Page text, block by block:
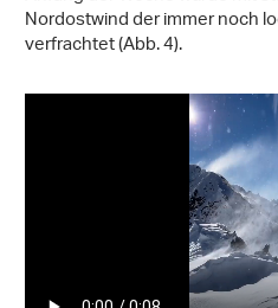
Nordostwind der immer noch
verfrachtet (Abb. 4).